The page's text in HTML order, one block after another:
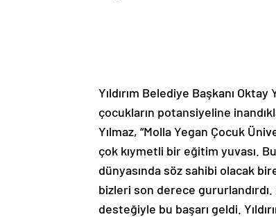
Yıldırım Belediye Başkanı
çocukların potansiyeline
Yılmaz, “Molla Yegan Çocuk
çok kıymetli bir eğitim yuvası.
dünyasında söz sahibi olacak
bizleri son derece
desteğiyle bu başarı geldi.